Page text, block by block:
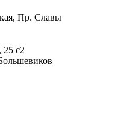
Пр. Славы
25 с2